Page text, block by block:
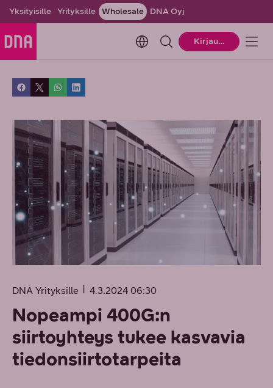
Yksityisille Yrityksille Wholesale DNA Oyj
Change language. Current
Kirjaudu
DNA Yrityksille 4.3.2024 06:30
Nopeampi 400G:n
siirtoyhteys tukee kasvavia
tiedonsiirtotarpeita